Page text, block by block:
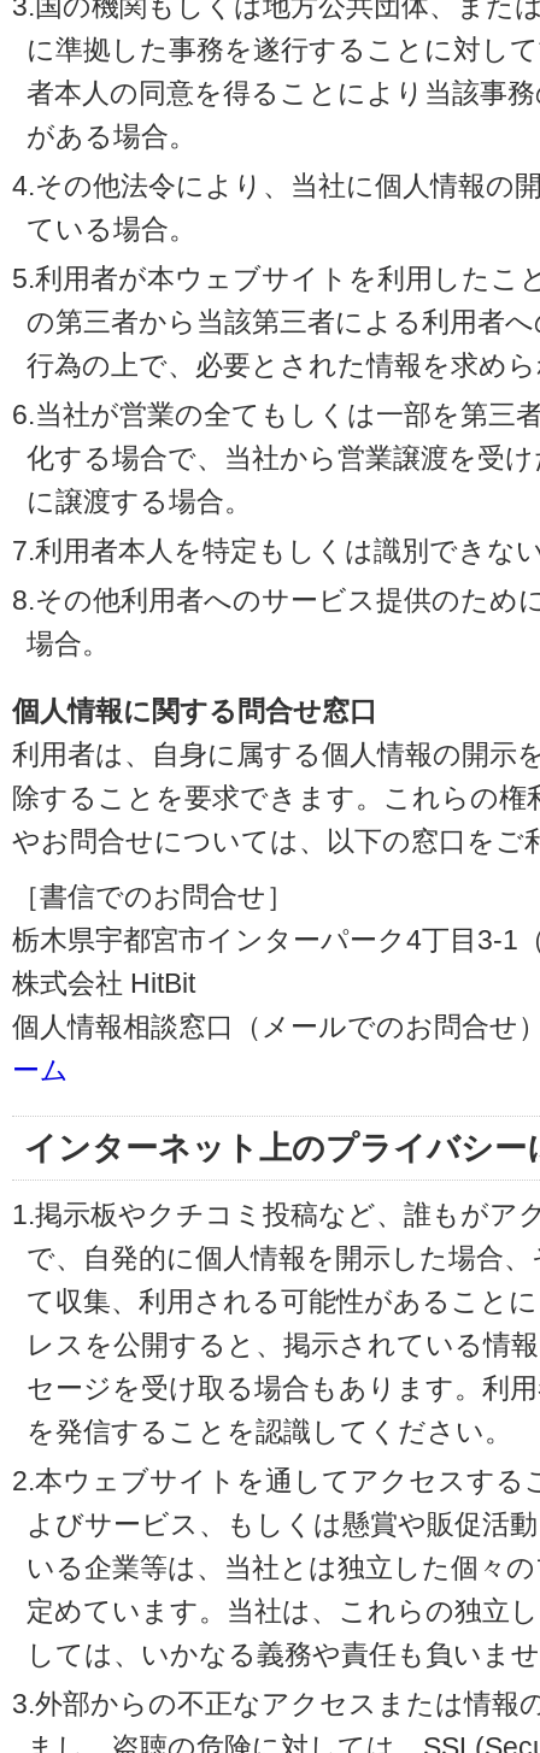
に準拠した事務を遂行することに対し
者本人の同意を得ることにより当該事
がある場合。
4.その他法令により、当社に個人情報の
ている場合。
5.利用者が本ウェブサイトを利用したこ
の第三者から当該第三者による利用者
行為の上で、必要とされた情報を求め
6.当社が営業の全てもしくは一部を第三
化する場合で、当社から営業譲渡を受
に譲渡する場合。
7.利用者本人を特定もしくは識別できな
8.その他利用者へのサービス提供のため
場合。
個人情報に関する問合せ窓口
利用者は、自身に属する個人情報の開示
除することを要求できます。これらの権
やお問合せについては、以下の窓口をご
［書信でのお問合せ］
栃木県宇都宮市インターパーク4丁目3-1
株式会社 HitBit
個人情報相談窓口（メールでのお問合せ
ーム
インターネット上のプライバシー
1.掲示板やクチコミ投稿など、誰もがア
で、自発的に個人情報を開示した場合
て収集、利用される可能性があること
レスを公開すると、掲示されている情
セージを受け取る場合もあります。利
を発信することを認識してください。
2.本ウェブサイトを通してアクセスする
よびサービス、もしくは懸賞や販促活
いる企業等は、当社とは独立した個々
定めています。当社は、これらの独立
しては、いかなる義務や責任も負いま
3.外部からの不正なアクセスまたは情報